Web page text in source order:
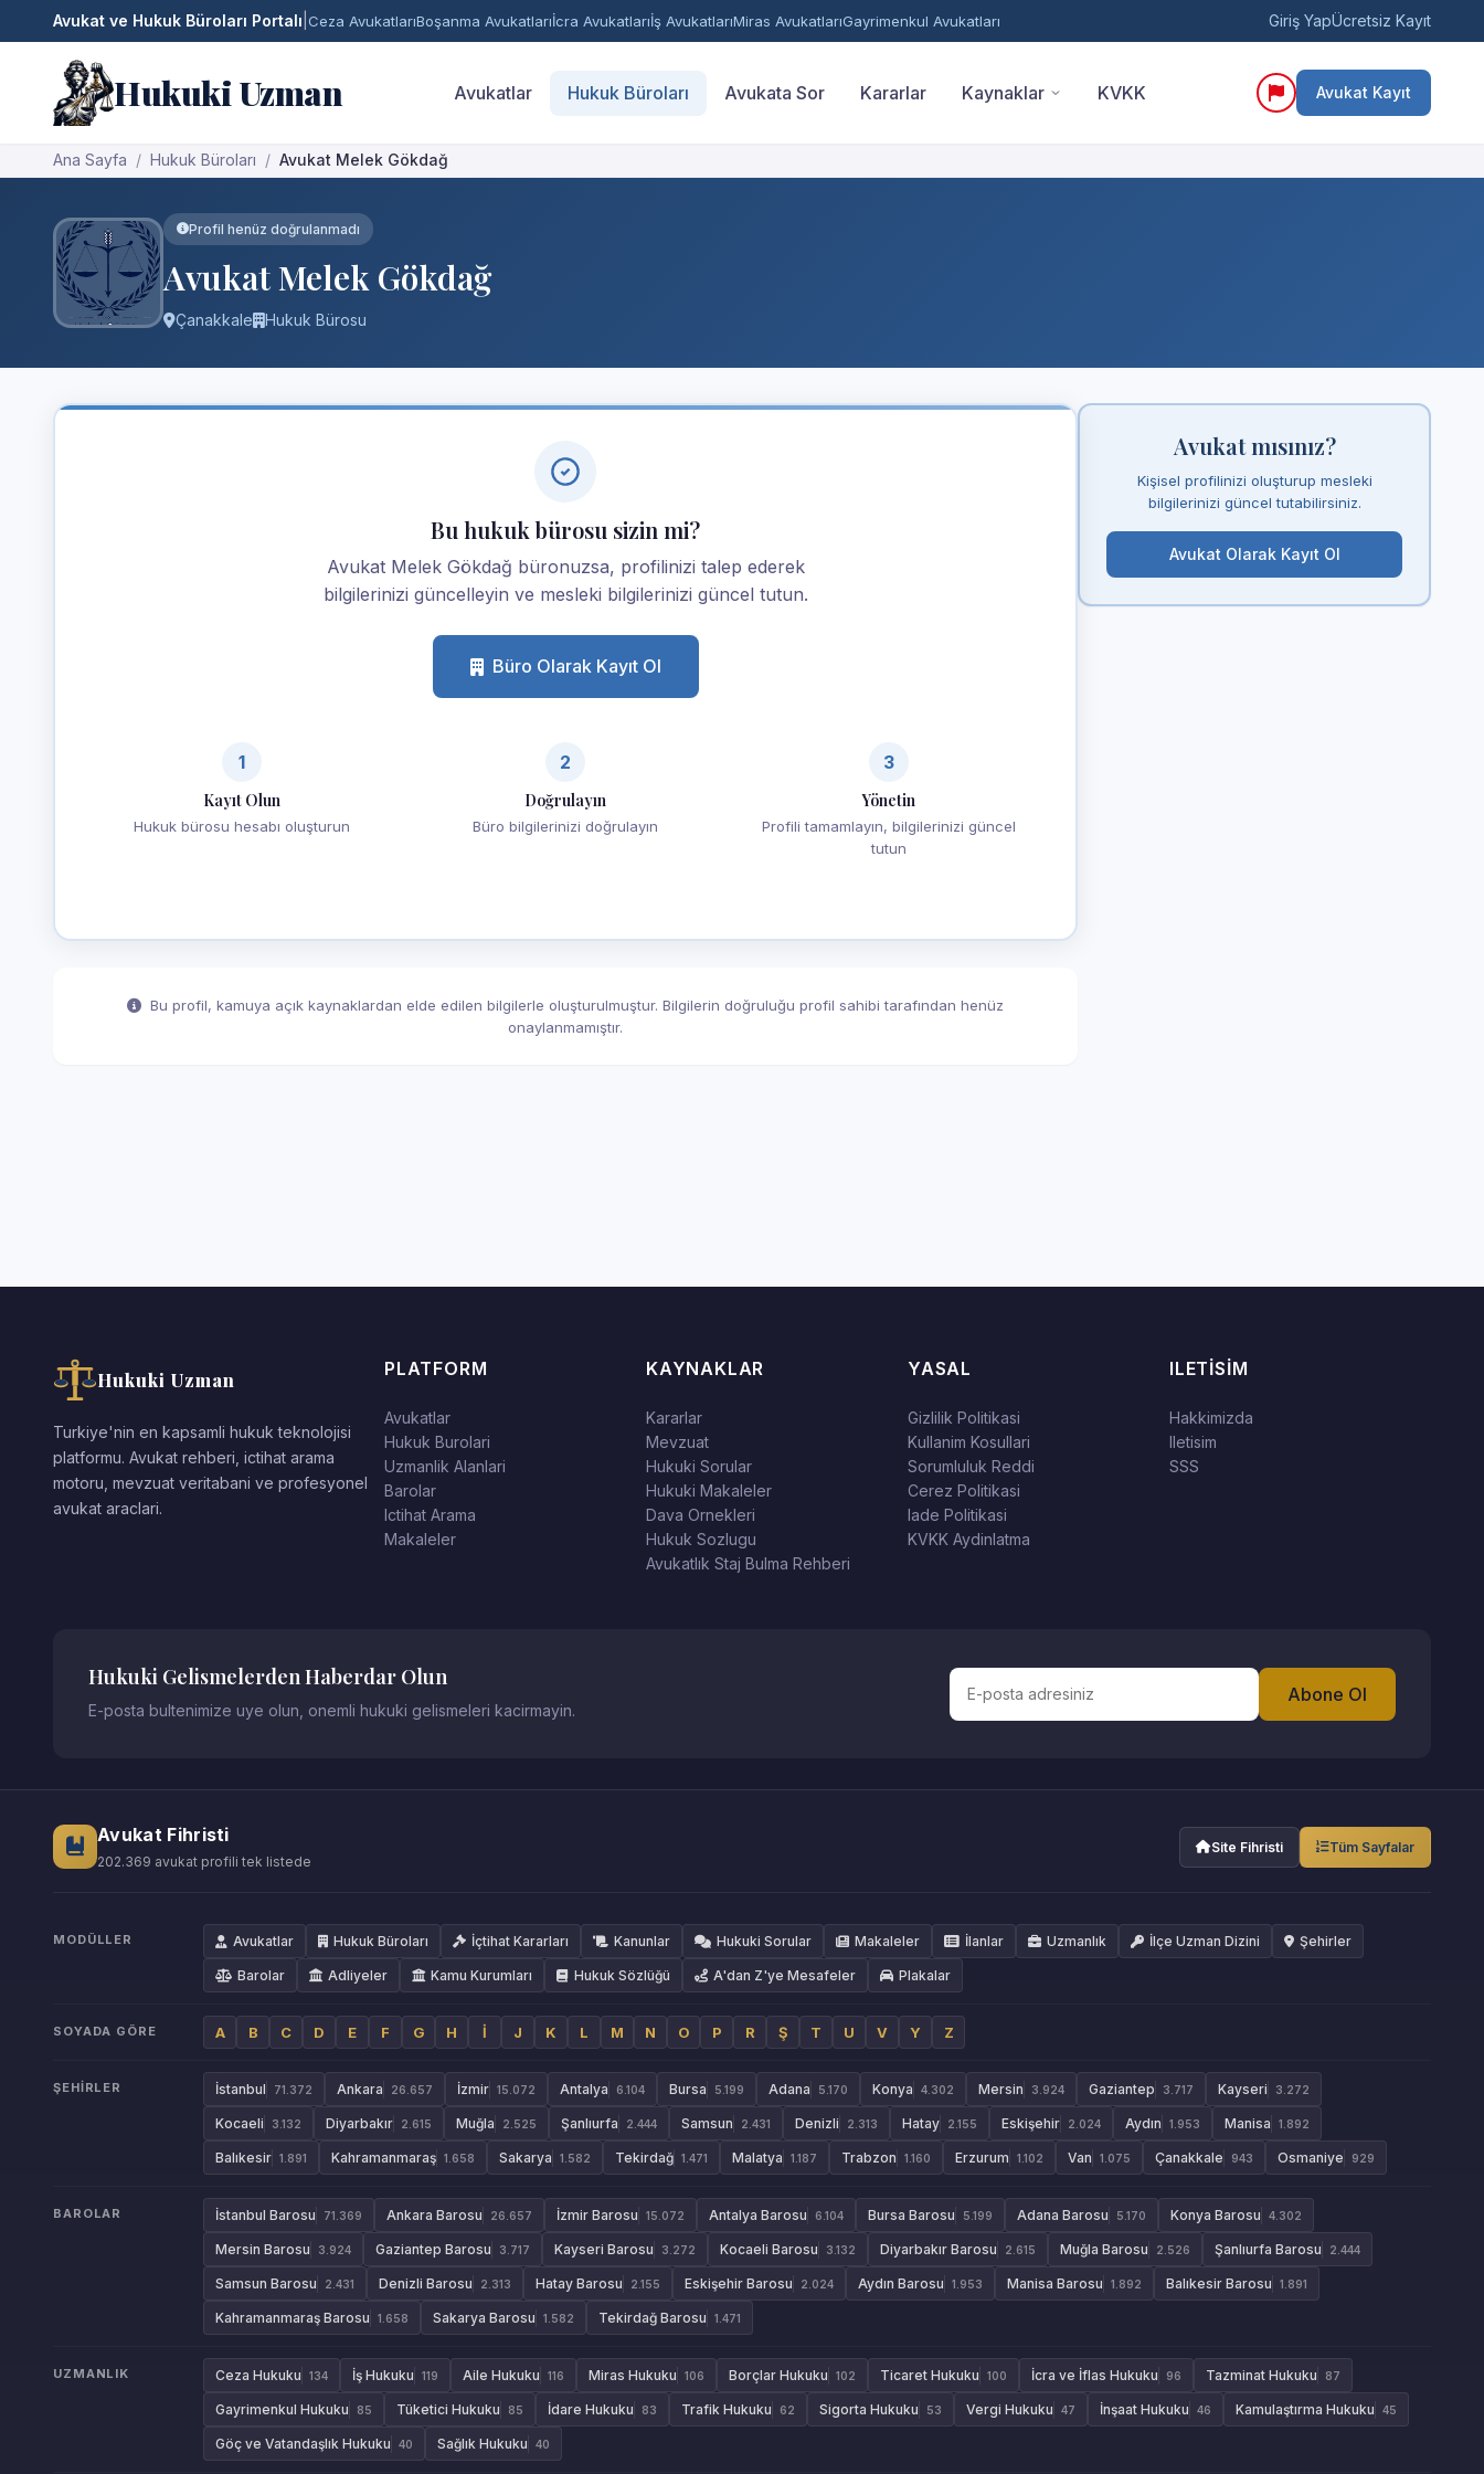
Avukat ve Hukuk Büroları Portalı Ceza AvukatlarıBoşanma Avukatlarıİcra Avukatlarıİş AvukatlarıMiras AvukatlarıGayrimenkul Avukatları Giriş YapÜcretsiz Kayıt
Hukuki Uzman Avukatlar Hukuk Büroları Avukata Sor Kararlar Kaynaklar KVKK Avukat Kayıt
Ana Sayfa Hukuk Büroları Avukat Melek Gökdağ
Profil henüz doğrulanmadı
Avukat Melek Gökdağ
Çanakkale Hukuk Bürosu
Bu hukuk bürosu sizin mi?
Avukat Melek Gökdağ büronuzsa, profilinizi talep ederek
bilgilerinizi güncelleyin ve mesleki bilgilerinizi güncel tutun.
Büro Olarak Kayıt Ol
1
Kayıt Olun
Hukuk bürosu hesabı oluşturun
2
Doğrulayın
Büro bilgilerinizi doğrulayın
3
Yönetin
Profili tamamlayın, bilgilerinizi güncel
tutun
Bu profil, kamuya açık kaynaklardan elde edilen bilgilerle oluşturulmuştur. Bilgilerin doğruluğu profil sahibi tarafından henüz
onaylanmamıştır.
Avukat mısınız?
Kişisel profilinizi oluşturup mesleki
bilgilerinizi güncel tutabilirsiniz.
Avukat Olarak Kayıt Ol
Hukuki Uzman
Turkiye'nin en kapsamli hukuk teknolojisi
platformu. Avukat rehberi, ictihat arama
motoru, mevzuat veritabani ve profesyonel
avukat araclari.
PLATFORM
Avukatlar
Hukuk Burolari
Uzmanlik Alanlari
Barolar
Ictihat Arama
Makaleler
KAYNAKLAR
Kararlar
Mevzuat
Hukuki Sorular
Hukuki Makaleler
Dava Ornekleri
Hukuk Sozlugu
Avukatlık Staj Bulma Rehberi
YASAL
Gizlilik Politikasi
Kullanim Kosullari
Sorumluluk Reddi
Cerez Politikasi
Iade Politikasi
KVKK Aydinlatma
ILETISIM
Hakkimizda
Iletisim
SSS
Hukuki Gelismelerden Haberdar Olun
E-posta bultenimize uye olun, onemli hukuki gelismeleri kacirmayin.
Abone Ol
Avukat Fihristi
202.369 avukat profili tek listede
Site Fihristi Tüm Sayfalar
MODÜLLER Avukatlar Hukuk Büroları İçtihat Kararları Kanunlar Hukuki Sorular Makaleler İlanlar Uzmanlık İlçe Uzman Dizini Şehirler
Barolar Adliyeler Kamu Kurumları Hukuk Sözlüğü A'dan Z'ye Mesafeler Plakalar
SOYADA GÖRE A B C D E F G H İ J K L M N O P R Ş T U V Y Z
ŞEHIRLER İstanbul 71.372 Ankara 26.657 İzmir 15.072 Antalya 6.104 Bursa 5.199 Adana 5.170 Konya 4.302 Mersin 3.924 Gaziantep 3.717 Kayseri 3.272
Kocaeli 3.132 Diyarbakır 2.615 Muğla 2.525 Şanlıurfa 2.444 Samsun 2.431 Denizli 2.313 Hatay 2.155 Eskişehir 2.024 Aydın 1.953 Manisa 1.892
Balıkesir 1.891 Kahramanmaraş 1.658 Sakarya 1.582 Tekirdağ 1.471 Malatya 1.187 Trabzon 1.160 Erzurum 1.102 Van 1.075 Çanakkale 943 Osmaniye 929
BAROLAR İstanbul Barosu 71.369 Ankara Barosu 26.657 İzmir Barosu 15.072 Antalya Barosu 6.104 Bursa Barosu 5.199 Adana Barosu 5.170 Konya Barosu 4.302
Mersin Barosu 3.924 Gaziantep Barosu 3.717 Kayseri Barosu 3.272 Kocaeli Barosu 3.132 Diyarbakır Barosu 2.615 Muğla Barosu 2.526 Şanlıurfa Barosu 2.444
Samsun Barosu 2.431 Denizli Barosu 2.313 Hatay Barosu 2.155 Eskişehir Barosu 2.024 Aydın Barosu 1.953 Manisa Barosu 1.892 Balıkesir Barosu 1.891
Kahramanmaraş Barosu 1.658 Sakarya Barosu 1.582 Tekirdağ Barosu 1.471
UZMANLIK Ceza Hukuku 134 İş Hukuku 119 Aile Hukuku 116 Miras Hukuku 106 Borçlar Hukuku 102 Ticaret Hukuku 100 İcra ve İflas Hukuku 96 Tazminat Hukuku 87
Gayrimenkul Hukuku 85 Tüketici Hukuku 85 İdare Hukuku 83 Trafik Hukuku 62 Sigorta Hukuku 53 Vergi Hukuku 47 İnşaat Hukuku 46 Kamulaştırma Hukuku 45
Göç ve Vatandaşlık Hukuku 40 Sağlık Hukuku 40